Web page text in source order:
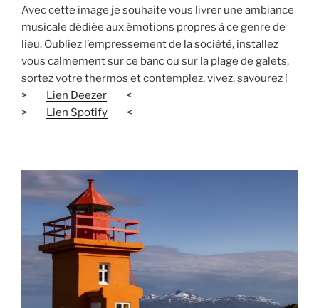
Avec cette image je souhaite vous livrer une ambiance
musicale dédiée aux émotions propres à ce genre de
lieu. Oubliez l’empressement de la société, installez
vous calmement sur ce banc ou sur la plage de galets,
sortez votre thermos et contemplez, vivez, savourez !
> Lien Deezer <
> Lien Spotify <